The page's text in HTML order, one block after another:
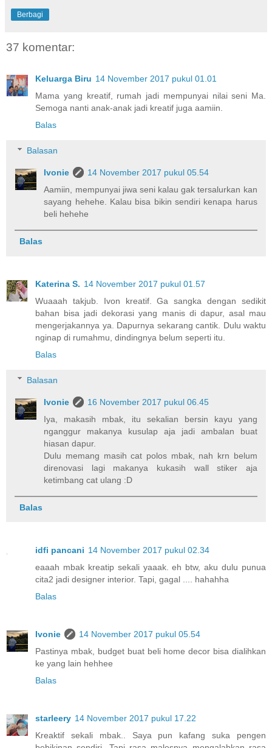
Berbagi
37 komentar:
Keluarga Biru 14 November 2017 pukul 01.01
Mama yang kreatif, rumah jadi mempunyai nilai seni Ma.
Semoga nanti anak-anak jadi kreatif juga aamiin.
Balas
Balasan
Ivonie
14 November 2017 pukul 05.54
Aamiin, mempunyai jiwa seni kalau gak tersalurkan kan
sayang hehehe. Kalau bisa bikin sendiri kenapa harus
beli hehehe
Balas
Katerina S. 14 November 2017 pukul 01.57
Wuaaah takjub. Ivon kreatif. Ga sangka dengan sedikit
bahan bisa jadi dekorasi yang manis di dapur, asal mau
mengerjakannya ya. Dapurnya sekarang cantik. Dulu waktu
nginap di rumahmu, dindingnya belum seperti itu.
Balas
Balasan
Ivonie
16 November 2017 pukul 06.45
Iya, makasih mbak, itu sekalian bersin kayu yang
nganggur makanya kusulap aja jadi ambalan buat
hiasan dapur.
Dulu memang masih cat polos mbak, nah krn belum
direnovasi lagi makanya kukasih wall stiker aja
ketimbang cat ulang :D
Balas
idfi pancani 14 November 2017 pukul 02.34
eaaah mbak kreatip sekali yaaak. eh btw, aku dulu punua
cita2 jadi designer interior. Tapi, gagal .... hahahha
Balas
Ivonie
14 November 2017 pukul 05.54
Pastinya mbak, budget buat beli home decor bisa dialihkan
ke yang lain hehhee
Balas
starleery 14 November 2017 pukul 17.22
Kreaktif sekali mbak.. Saya pun kafang suka pengen